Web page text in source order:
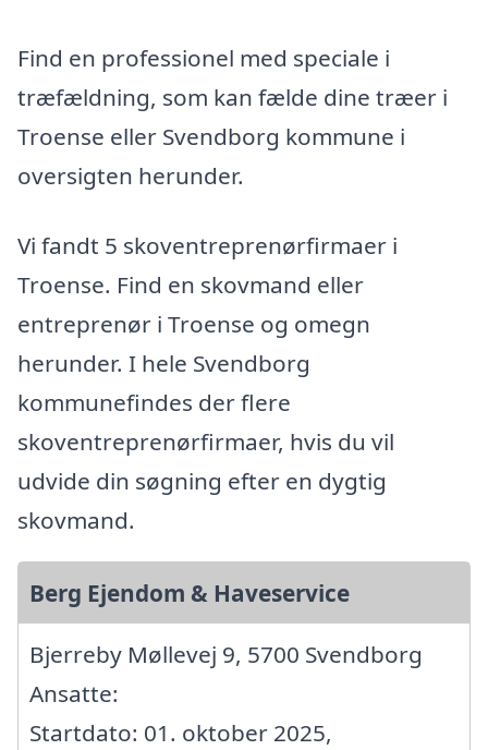
Find en professionel med speciale i
træfældning, som kan fælde dine træer i
Troense eller Svendborg kommune i
oversigten herunder.
Vi fandt 5 skoventreprenørfirmaer i
Troense. Find en skovmand eller
entreprenør i Troense og omegn
herunder. I hele Svendborg
kommunefindes der flere
skoventreprenørfirmaer, hvis du vil
udvide din søgning efter en dygtig
skovmand.
Berg Ejendom & Haveservice
Bjerreby Møllevej 9, 5700 Svendborg
Ansatte:
Startdato: 01. oktober 2025,